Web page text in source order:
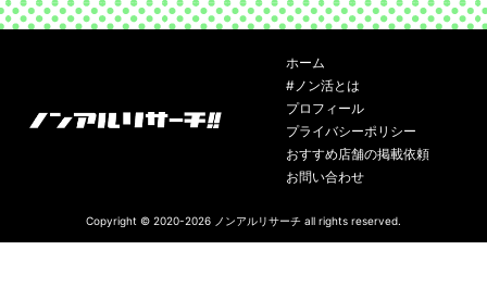
ホーム
#ノン活とは
プロフィール
プライバシーポリシー
おすすめ店舗の掲載依頼
お問い合わせ
Copyright © 2020-2026 ノンアルリサーチ all rights reserved.